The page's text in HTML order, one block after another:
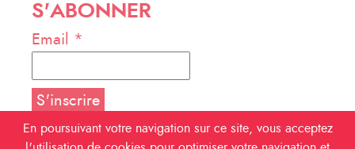
S'ABONNER
Email *
En poursuivant votre navigation sur ce site, vous acceptez